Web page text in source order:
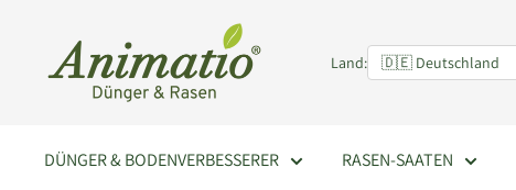
Animatio
Land:
DÜNGER & BODENVERBESSERER RASEN-SAATEN